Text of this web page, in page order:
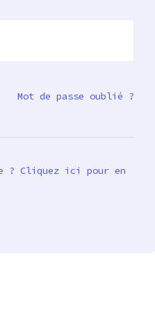
Mot de passe oublié ?
? Cliquez ici pour en